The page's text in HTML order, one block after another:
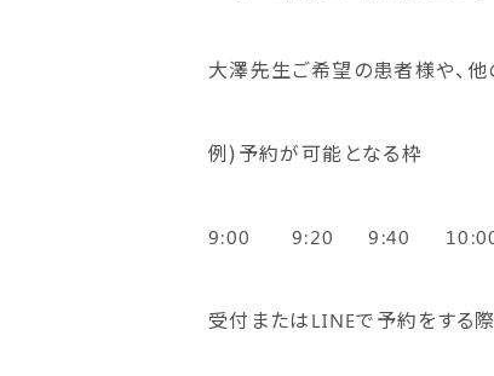
大澤先生ご希望の患者様や、他
例)予約が可能となる枠
9:00 9:20 9:40 10:00のよ
受付またはLINEで予約をする